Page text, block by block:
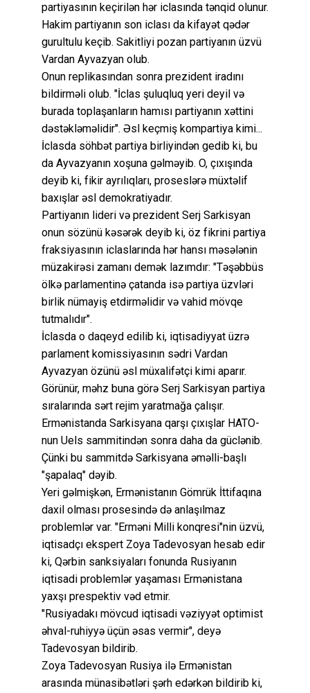
partiyasının keçirilən hər iclasında tənqid olunur.
Hakim partiyanın son iclası da kifayət qədər
gurultulu keçib. Sakitliyi pozan partiyanın üzvü
Vardan Ayvazyan olub.
Onun replikasından sonra prezident iradını
bildirməli olub. "İclas şuluqluq yeri deyil və
burada toplaşanların hamısı partiyanın xəttini
dəstəkləməlidir". Əsl keçmiş kompartiya kimi...
İclasda söhbət partiya birliyindən gedib ki, bu
da Ayvazyanın xoşuna gəlməyib. O, çıxışında
deyib ki, fikir ayrılıqları, proseslərə müxtəlif
baxışlar əsl demokratiyadır.
Partiyanın lideri və prezident Serj Sarkisyan
onun sözünü kəsərək deyib ki, öz fikrini partiya
fraksiyasının iclaslarında hər hansı məsələnin
müzakirəsi zamanı demək lazımdır: "Təşəbbüs
ölkə parlamentinə çatanda isə partiya üzvləri
birlik nümayiş etdirməlidir və vahid mövqe
tutmalıdır".
İclasda o daqeyd edilib ki, iqtisadiyyat üzrə
parlament komissiyasının sədri Vardan
Ayvazyan özünü əsl müxalifətçi kimi aparır.
Görünür, məhz buna görə Serj Sarkisyan partiya
sıralarında sərt rejim yaratmağa çalışır.
Ermənistanda Sarkisyana qarşı çıxışlar HATO-
nun Uels sammitindən sonra daha da güclənib.
Çünki bu sammitdə Sarkisyana əməlli-başlı
"şapalaq" dəyib.
Yeri gəlmişkən, Ermənistanın Gömrük İttifaqına
daxil olması prosesində də anlaşılmaz
problemlər var. "Erməni Milli konqresi"nin üzvü,
iqtisadçı ekspert Zoya Tadevosyan hesab edir
ki, Qərbin sanksiyaları fonunda Rusiyanın
iqtisadi problemlər yaşaması Ermənistana
yaxşı prespektiv vəd etmir.
"Rusiyadakı mövcud iqtisadi vəziyyət optimist
əhval-ruhiyyə üçün əsas vermir", deyə
Tadevosyan bildirib.
Zoya Tadevosyan Rusiya ilə Ermənistan
arasında münasibətləri şərh edərkən bildirib ki,